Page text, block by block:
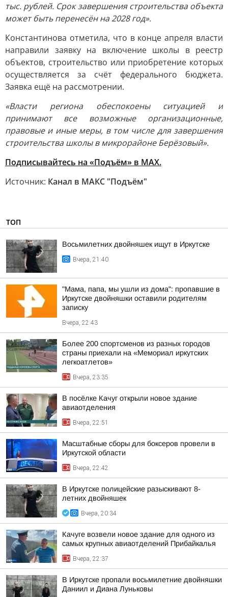
тыс. рублей. Срок завершения строительства объекта
может быть перенесён на 2028 год».
Константинова отметила, что в конце апреля власти
направили заявку на включение школы в реестр
объектов, строительство или приобретение которых
осуществляется за счёт федерального бюджета.
Заявка ещё на рассмотрении.
«Власти региона обеспокоены ситуацией и
принимают все возможные организационные,
правовые и иные меры, в том числе для завершения
строительства школы в микрорайоне Берёзовый».
Подписывайтесь на «Подъём» в MAX.
Источник: Канал в МАКС "Подъём"
ТОП
Восьмилетних двойняшек ищут в Иркутске
Вчера, 21:40
"Мама, папа, мы ушли из дома": пропавшие в
Иркутске двойняшки оставили родителям
записку
Вчера, 22:43
Более 200 спортсменов из разных городов
страны приехали на «Мемориал иркутских
легкоатлетов»
Вчера, 23:35
В посёлке Качуг открыли новое здание
авиаотделения
Вчера, 22:51
Масштабные сборы для боксеров провели в
Иркутской области
Вчера, 22:42
В Иркутске полицейские разыскивают 8-
летних двойняшек
Вчера, 20:34
Качуге возвели новое здание для одного из
самых крупных авиаотделений Прибайкалья
Вчера, 22:37
В Иркутске пропали восьмилетние двойняшки
Даниил и Диана Луньковы